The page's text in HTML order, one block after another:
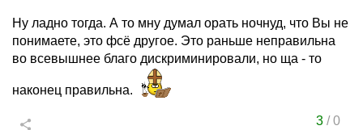
Ну ладно тогда. А то мну думал орать ночнуд, что Вы не
понимаете, это фсё другое. Это раньше неправильна
во всевышнее благо дискриминировали, но ща - то
наконец правильна.
3/0